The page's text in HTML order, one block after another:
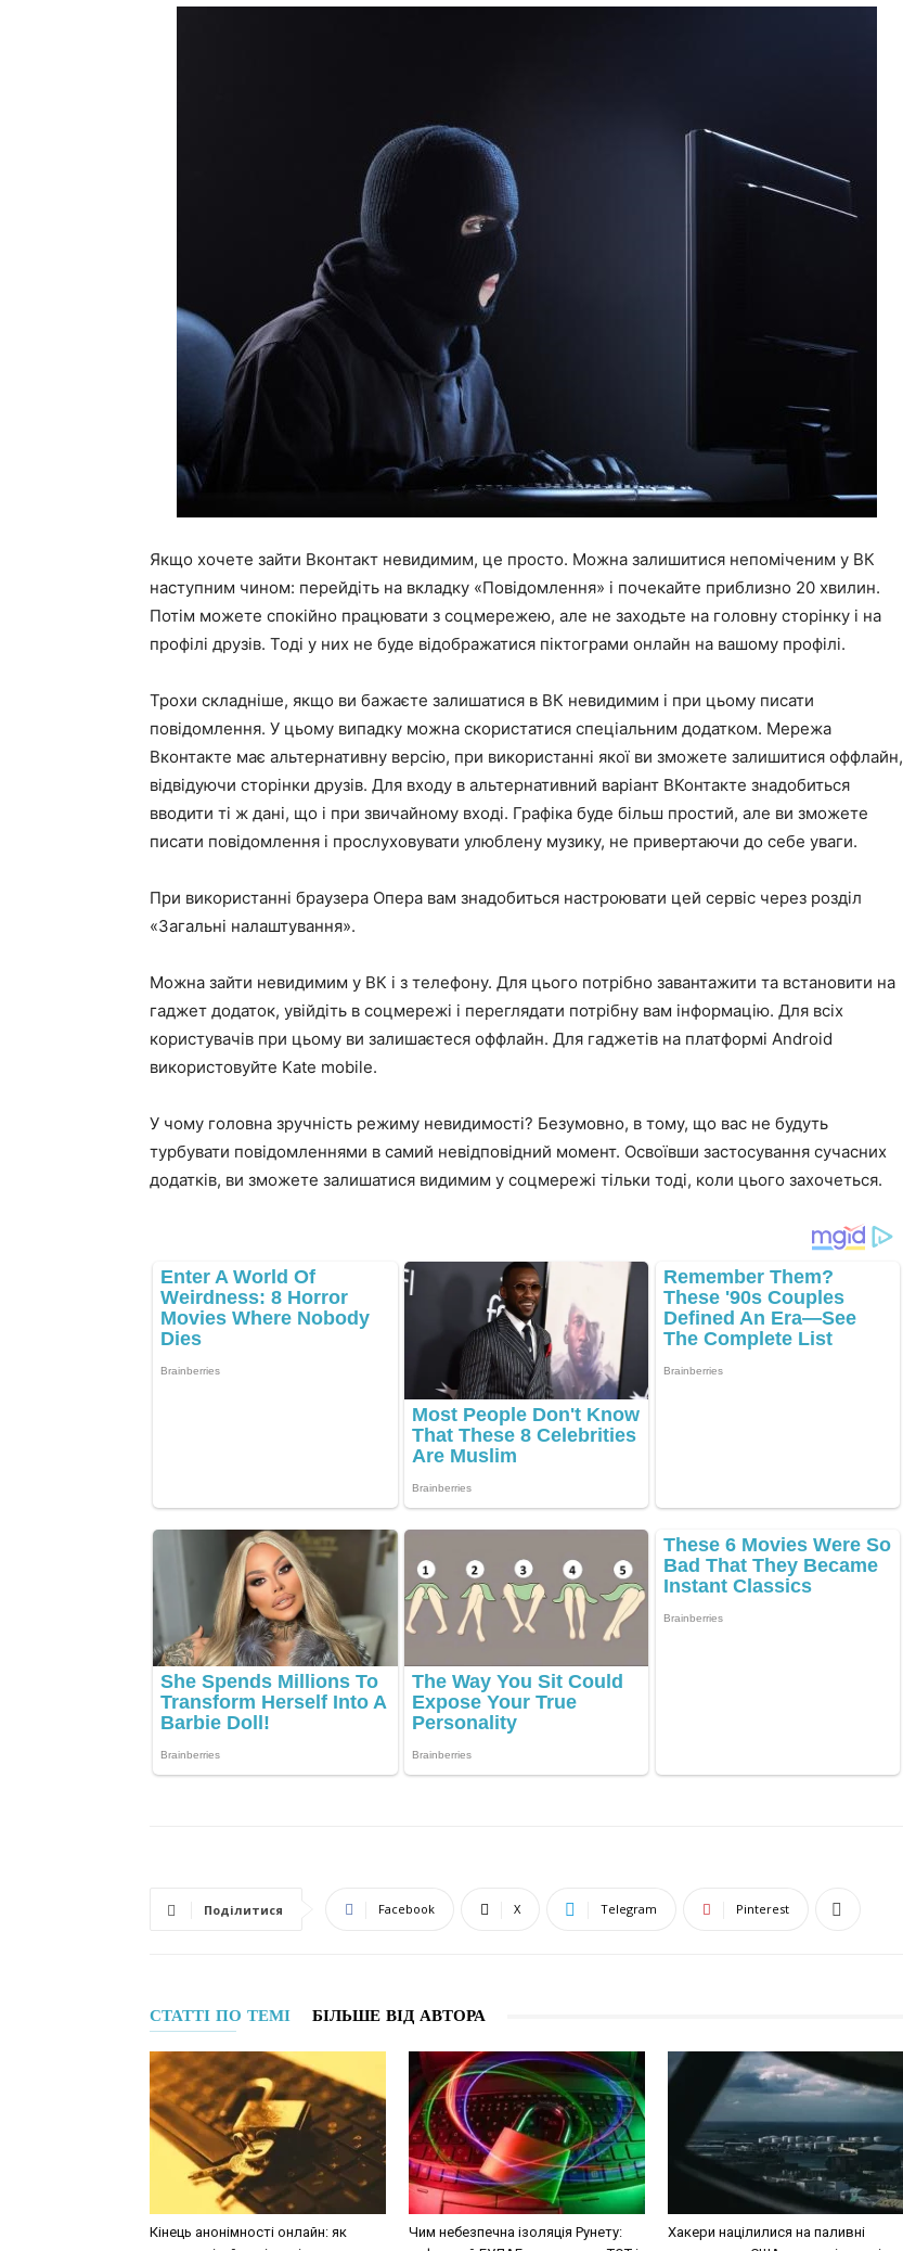
Якщо хочете зайти Вконтакт невидимим, це просто. Можна залишитися непоміченим у ВК
наступним чином: перейдіть на вкладку «Повідомлення» і почекайте приблизно 20 хвилин.
Потім можете спокійно працювати з соцмережею, але не заходьте на головну сторінку і на
профілі друзів. Тоді у них не буде відображатися піктограми онлайн на вашому профілі.
Трохи складніше, якщо ви бажаєте залишатися в ВК невидимим і при цьому писати
повідомлення. У цьому випадку можна скористатися спеціальним додатком. Мережа
Вконтакте має альтернативну версію, при використанні якої ви зможете залишитися оффлайн,
відвідуючи сторінки друзів. Для входу в альтернативний варіант ВКонтакте знадобиться
вводити ті ж дані, що і при звичайному вході. Графіка буде більш простий, але ви зможете
писати повідомлення і прослуховувати улюблену музику, не привертаючи до себе уваги.
При використанні браузера Опера вам знадобиться настроювати цей сервіс через розділ
«Загальні налаштування».
Можна зайти невидимим у ВК і з телефону. Для цього потрібно завантажити та встановити на
гаджет додаток, увійдіть в соцмережі і переглядати потрібну вам інформацію. Для всіх
користувачів при цьому ви залишаєтеся оффлайн. Для гаджетів на платформі Android
використовуйте Kate mobile.
У чому головна зручність режиму невидимості? Безумовно, в тому, що вас не будуть
турбувати повідомленнями в самий невідповідний момент. Освоївши застосування сучасних
додатків, ви зможете залишатися видимим у соцмережі тільки тоді, коли цього захочеться.
Поділитися Facebook X Telegram Pinterest
СТАТТІ ПО ТЕМІ БІЛЬШЕ ВІД АВТОРА
Кінець анонімності онлайн: як
Чим небезпечна ізоляція Рунету:
Хакери націлилися на паливні